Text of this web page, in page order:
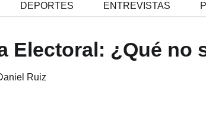
DEPORTES ENTREVISTAS
Electoral: ¿Qué no
Ruiz